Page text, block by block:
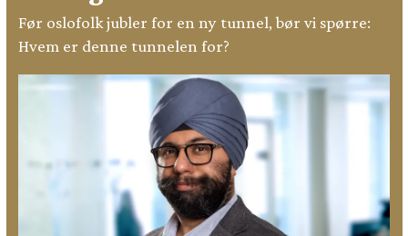
Før oslofolk jubler for en ny tunnel, bør vi spørre:
Hvem er denne tunnelen for?